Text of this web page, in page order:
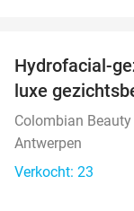
Hydrofacial-
luxe
Colombian Beauty
Antwerpen
Verkocht: 23